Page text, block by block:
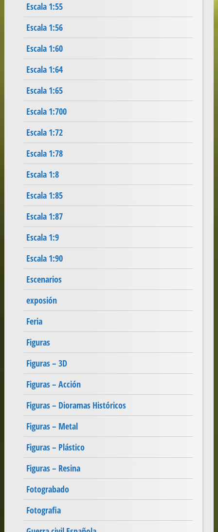
Escala 1:55
Escala 1:56
Escala 1:60
Escala 1:64
Escala 1:65
Escala 1:700
Escala 1:72
Escala 1:78
Escala 1:8
Escala 1:85
Escala 1:87
Escala 1:9
Escala 1:90
Escenarios
exposión
Feria
Figuras
Figuras – 3D
Figuras – Acción
Figuras – Dioramas Históricos
Figuras – Metal
Figuras – Plástico
Figuras – Resina
Fotograbado
Fotografia